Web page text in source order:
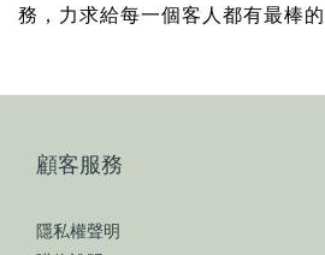
務，力求給每一個客人都有最棒的
顧客服務
隱私權聲明